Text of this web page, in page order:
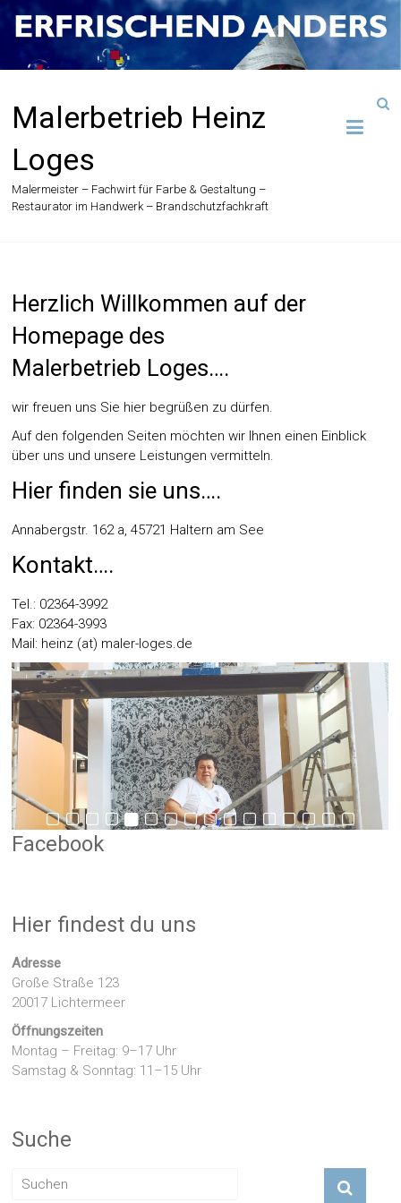
Zum
Inhalt
Malerbetrieb Heinz
Loges
Malermeister – Fachwirt für Farbe & Gestaltung –
Restaurator im Handwerk – Brandschutzfachkraft
Herzlich Willkommen auf der
Homepage des
Malerbetrieb Loges….
wir freuen uns Sie hier begrüßen zu dürfen.
Auf den folgenden Seiten möchten wir Ihnen einen Einblick
über uns und unsere Leistungen vermitteln.
Hier finden sie uns….
Annabergstr. 162 a, 45721 Haltern am See
Kontakt….
Tel.: 02364-3992
Fax: 02364-3993
Mail: heinz (at) maler-loges.de
Facebook
Hier findest du uns
Adresse
Große Straße 123
20017 Lichtermeer
Öffnungszeiten
Montag – Freitag: 9–17 Uhr
Samstag & Sonntag: 11–15 Uhr
Suche